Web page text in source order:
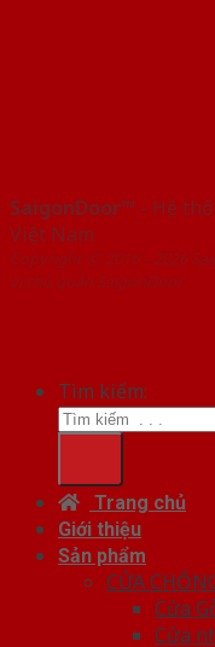
SaigonDoor™ - Hệ
Việt Nam
Copyright ⓒ 2016 – 2026
vị chủ quản SaigonDoor
Tìm kiếm:
Trang chủ
Giới thiệu
Sản phẩm
CỬA
Cửa
Cửa